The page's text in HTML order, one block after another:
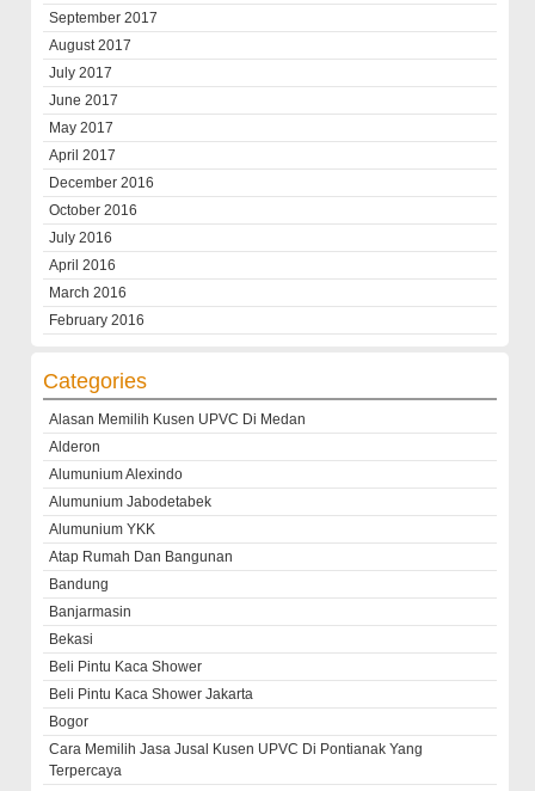
September 2017
August 2017
July 2017
June 2017
May 2017
April 2017
December 2016
October 2016
July 2016
April 2016
March 2016
February 2016
Categories
Alasan Memilih Kusen UPVC Di Medan
Alderon
Alumunium Alexindo
Alumunium Jabodetabek
Alumunium YKK
Atap Rumah Dan Bangunan
Bandung
Banjarmasin
Bekasi
Beli Pintu Kaca Shower
Beli Pintu Kaca Shower Jakarta
Bogor
Cara Memilih Jasa Jusal Kusen UPVC Di Pontianak Yang
Terpercaya